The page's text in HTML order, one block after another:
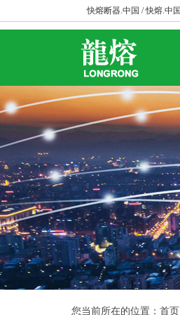
快熔断器.中国 / 快熔.中
您当前所在的位置：首